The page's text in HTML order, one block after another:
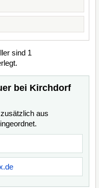
sind 1
bei Kirchdorf
aus